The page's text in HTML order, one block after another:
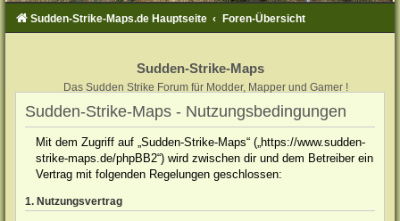
Sudden-Strike-Maps.de Hauptseite Foren-Übersicht
Sudden-Strike-Maps
Das Sudden Strike Forum für Modder, Mapper und Gamer !
Sudden-Strike-Maps - Nutzungsbedingungen
Mit dem Zugriff auf „Sudden-Strike-Maps“ („https://www.sudden-
strike-maps.de/phpBB2“) wird zwischen dir und dem Betreiber ein
Vertrag mit folgenden Regelungen geschlossen:
1. Nutzungsvertrag